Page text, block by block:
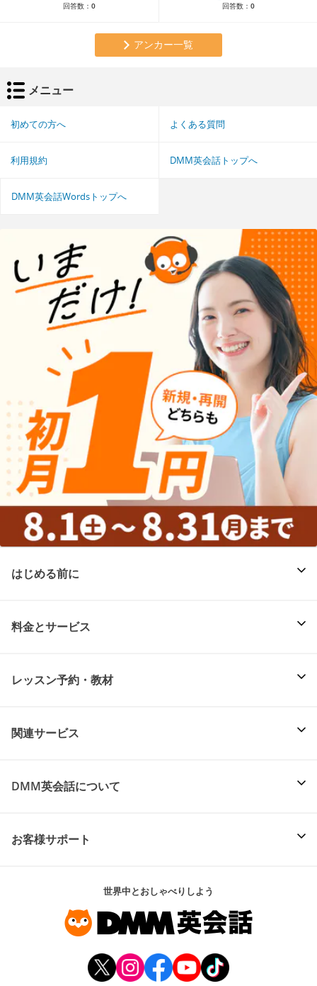
回答数： 0 回答数： 0
アンカー一覧
メニュー
初めての方へ よくある質問
利用規約 DMM英会話トップへ
DMM英会話Wordsトップへ
はじめる前に
料金とサービス
レッスン予約・教材
関連サービス
DMM英会話について
お客様サポート
世界中とおしゃべりしよう